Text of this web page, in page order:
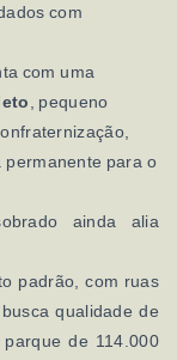
com
com uma
, pequeno
permanente para o
ainda alia
padrão, com ruas
qualidade de
de 114.000